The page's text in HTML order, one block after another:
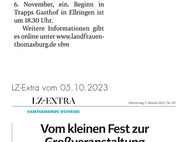
LZ-Extra vom 05.10.2023